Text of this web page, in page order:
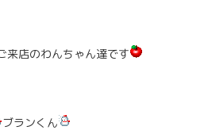
来店のわんちゃん達です
ブランくん